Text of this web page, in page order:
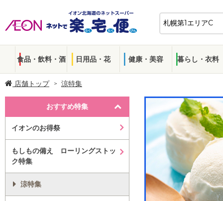
食品・飲料・酒 日用品・花 健康・美容 暮らし・衣料
店舗トップ 涼特集
おすすめ特集
イオンのお得祭
もしもの備え ローリングストッ
ク特集
涼特集